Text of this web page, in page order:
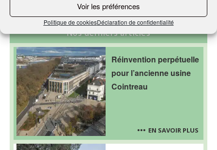
Voir les préférences
Politique de cookiesDéclaration de confidentialité
Nos derniers articles
Réinvention perpétuelle
pour l’ancienne usine
Cointreau
EN SAVOIR PLUS